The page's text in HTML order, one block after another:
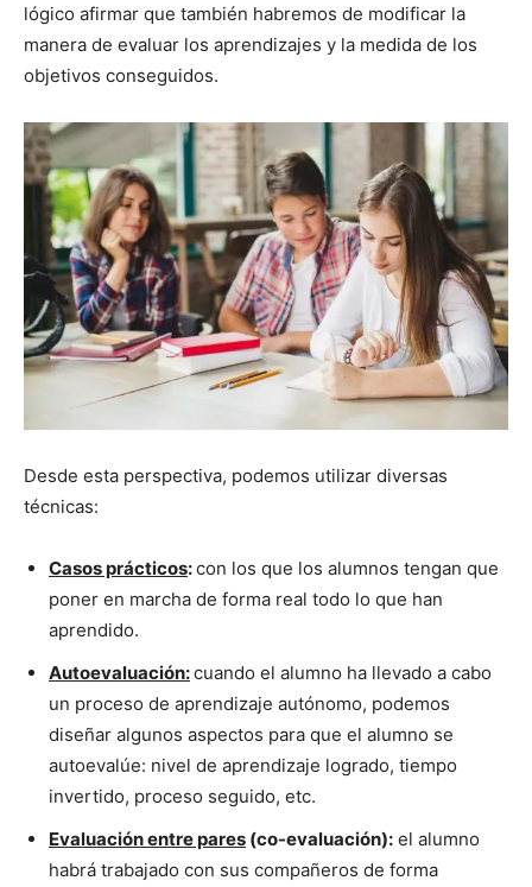
lógico afirmar que también habremos de modificar la
manera de evaluar los aprendizajes y la medida de los
objetivos conseguidos.
Desde esta perspectiva, podemos utilizar diversas
técnicas:
Casos prácticos:con los que los alumnos tengan que
poner en marcha de forma real todo lo que han
aprendido.
Autoevaluación:cuando el alumno ha llevado a cabo
un proceso de aprendizaje autónomo, podemos
diseñar algunos aspectos para que el alumno se
autoevalúe: nivel de aprendizaje logrado, tiempo
invertido, proceso seguido, etc.
Evaluación entre pares (co-evaluación): el alumno
habrá trabajado con sus compañeros de forma